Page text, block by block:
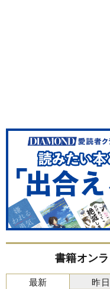
書籍オン
最新 昨日